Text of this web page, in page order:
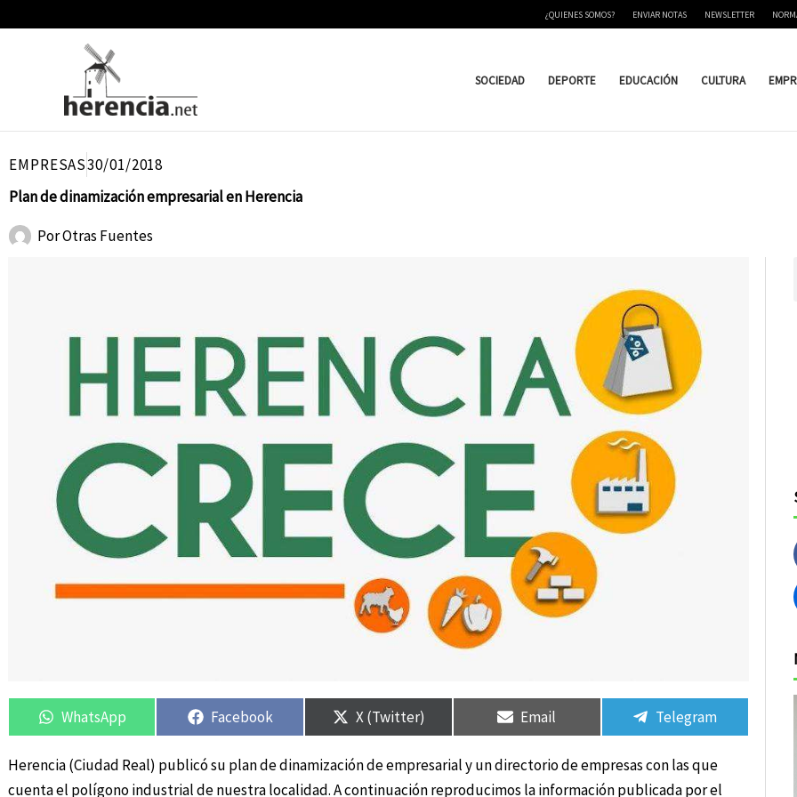
¿QUIENES SOMOS? ENVIAR NOTAS NEWSLETTER
SOCIEDAD DEPORTE EDUCACIÓN CULTURA
EMPRESAS30/01/2018
Plan de dinamización empresarial en Herencia
PorOtras Fuentes
en
WhatsApp
en
Facebook
en
X (Twitter)
en
Email
en
Telegram
Herencia (Ciudad Real) publicó su plan de dinamización de empresarial y un directorio de empresas con las que
cuenta el polígono industrial de nuestra localidad. A continuación reproducimos la información publicada por el
en en en en en